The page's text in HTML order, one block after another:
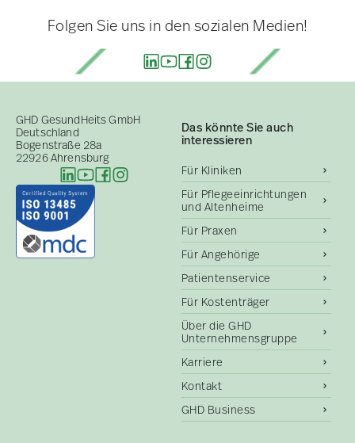
Folgen Sie uns in den sozialen Medien!
GHD GesundHeits GmbH
Deutschland
Bogenstraße 28a
22926 Ahrensburg
Das könnte Sie auch
interessieren
Für Kliniken
Für Pflegeeinrichtungen
und Altenheime
Für Praxen
Für Angehörige
Patientenservice
Für Kostenträger
Über die GHD
Unternehmensgruppe
Karriere
Kontakt
GHD Business